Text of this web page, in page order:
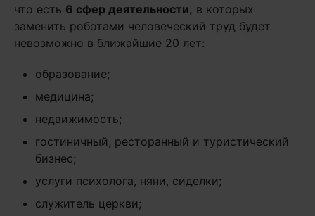
что есть 6 сфер деятельности, в которых
заменить роботами человеческий труд будет
невозможно в ближайшие 20 лет:
образование;
медицина;
недвижимость;
гостиничный, ресторанный и туристический
бизнес;
услуги психолога, няни, сиделки;
служитель церкви;